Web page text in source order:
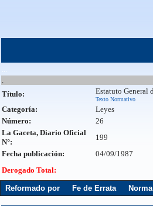
...
.
Título: Estatuto General
Texto Normativo
Categoría:
Leyes
Número:
26
La Gaceta, Diario Oficial
N°:
199
Fecha publicación:
04/09/1987
Derogado Total:
Reformado por Fe de Errata